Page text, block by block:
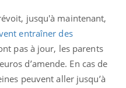
jusqu'à maintenant,
entraîner des
pas à jour, les parents
d’amende. En cas de
peuvent aller jusqu’à